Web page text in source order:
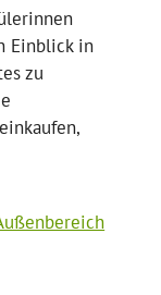
Einblick in
zu